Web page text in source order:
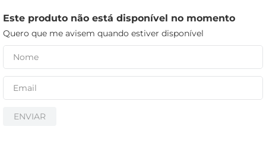
Este produto não está disponível no momento
Quero que me avisem quando estiver disponível
ENVIAR
papel higiênico
cerveja